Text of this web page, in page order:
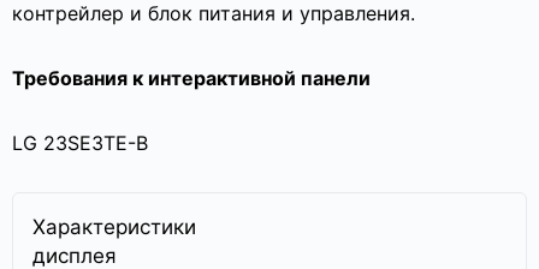
контрейлер и блок питания и управления.
Требования к интерактивной панели
LG 23SE3TE-B
Характеристики
дисплея